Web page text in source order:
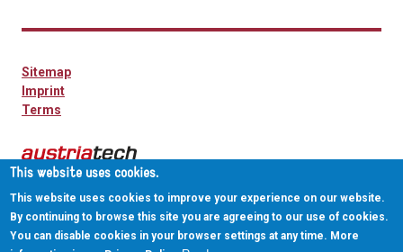
Sitemap
Imprint
Terms
This website uses cookies.
This website uses cookies to improve your experience on our website.
By continuing to browse this site you are agreeing to our use of cookies.
You can disable cookies in your browser settings at any time. More